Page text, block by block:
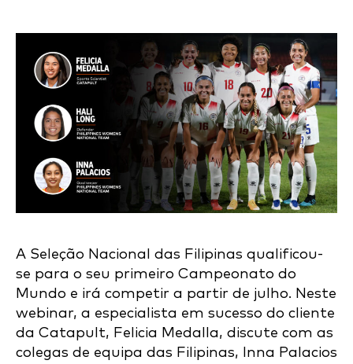
A Seleção Nacional das Filipinas qualificou-
se para o seu primeiro Campeonato do
Mundo e irá competir a partir de julho. Neste
webinar, a especialista em sucesso do cliente
da Catapult, Felicia Medalla, discute com as
colegas de equipa das Filipinas, Inna Palacios